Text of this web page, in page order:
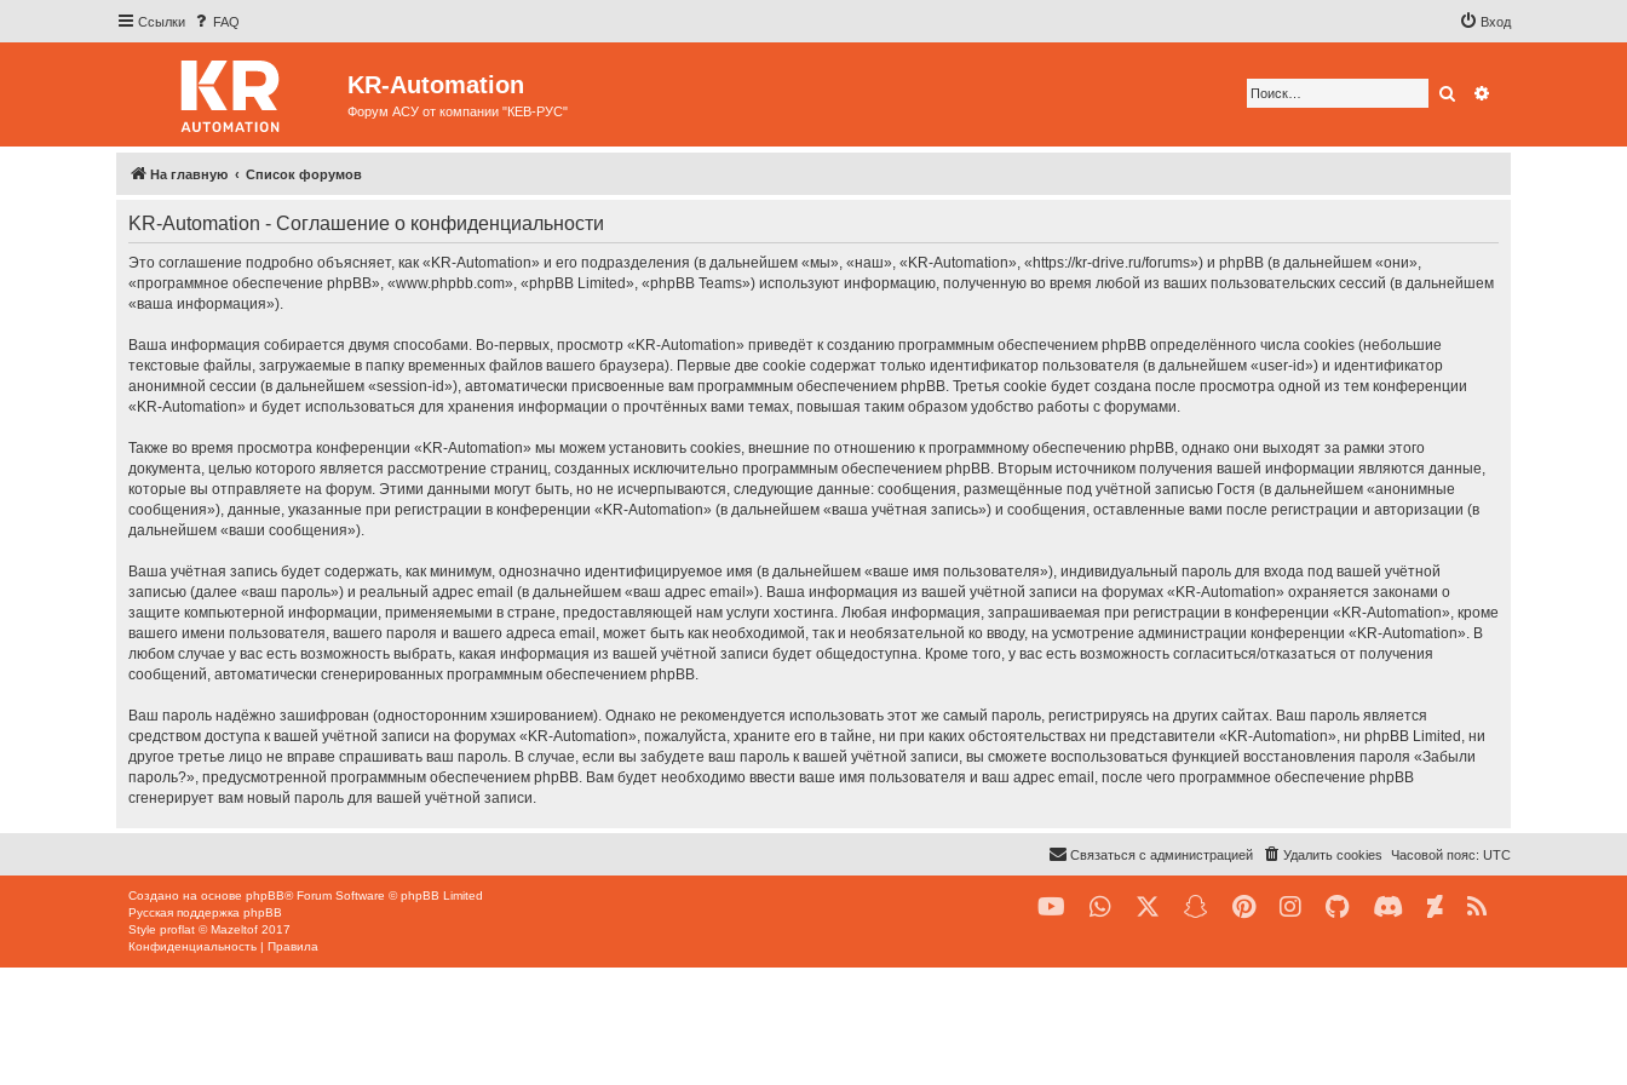
Ссылки FAQ Вход
KR-Automation
Форум АСУ от компании "КЕВ-РУС"
Поиск
На главную Список форумов
KR-Automation - Соглашение о конфиденциальности
Это соглашение подробно объясняет, как «KR-Automation» и его подразделения (в дальнейшем «мы», «наш», «KR-Automation», «https://kr-drive.ru/forums») и phpBB (в дальнейшем «они»,
«программное обеспечение phpBB», «www.phpbb.com», «phpBB Limited», «phpBB Teams») используют информацию, полученную во время любой из ваших пользовательских сессий (в дальнейшем
«ваша информация»).
Ваша информация собирается двумя способами. Во-первых, просмотр «KR-Automation» приведёт к созданию программным обеспечением phpBB определённого числа cookies (небольшие
текстовые файлы, загружаемые в папку временных файлов вашего браузера). Первые две cookie содержат только идентификатор пользователя (в дальнейшем «user-id») и идентификатор
анонимной сессии (в дальнейшем «session-id»), автоматически присвоенные вам программным обеспечением phpBB. Третья cookie будет создана после просмотра одной из тем конференции
«KR-Automation» и будет использоваться для хранения информации о прочтённых вами темах, повышая таким образом удобство работы с форумами.
Также во время просмотра конференции «KR-Automation» мы можем установить cookies, внешние по отношению к программному обеспечению phpBB, однако они выходят за рамки этого
документа, целью которого является рассмотрение страниц, созданных исключительно программным обеспечением phpBB. Вторым источником получения вашей информации являются данные,
которые вы отправляете на форум. Этими данными могут быть, но не исчерпываются, следующие данные: сообщения, размещённые под учётной записью Гостя (в дальнейшем «анонимные
сообщения»), данные, указанные при регистрации в конференции «KR-Automation» (в дальнейшем «ваша учётная запись») и сообщения, оставленные вами после регистрации и авторизации (в
дальнейшем «ваши сообщения»).
Ваша учётная запись будет содержать, как минимум, однозначно идентифицируемое имя (в дальнейшем «ваше имя пользователя»), индивидуальный пароль для входа под вашей учётной
записью (далее «ваш пароль») и реальный адрес email (в дальнейшем «ваш адрес email»). Ваша информация из вашей учётной записи на форумах «KR-Automation» охраняется законами о
защите компьютерной информации, применяемыми в стране, предоставляющей нам услуги хостинга. Любая информация, запрашиваемая при регистрации в конференции «KR-Automation», кроме
вашего имени пользователя, вашего пароля и вашего адреса email, может быть как необходимой, так и необязательной ко вводу, на усмотрение администрации конференции «KR-Automation». В
любом случае у вас есть возможность выбрать, какая информация из вашей учётной записи будет общедоступна. Кроме того, у вас есть возможность согласиться/отказаться от получения
сообщений, автоматически сгенерированных программным обеспечением phpBB.
Ваш пароль надёжно зашифрован (односторонним хэшированием). Однако не рекомендуется использовать этот же самый пароль, регистрируясь на других сайтах. Ваш пароль является
средством доступа к вашей учётной записи на форумах «KR-Automation», пожалуйста, храните его в тайне, ни при каких обстоятельствах ни представители «KR-Automation», ни phpBB Limited, ни
другое третье лицо не вправе спрашивать ваш пароль. В случае, если вы забудете ваш пароль к вашей учётной записи, вы сможете воспользоваться функцией восстановления пароля «Забыли
пароль?», предусмотренной программным обеспечением phpBB. Вам будет необходимо ввести ваше имя пользователя и ваш адрес email, после чего программное обеспечение phpBB
сгенерирует вам новый пароль для вашей учётной записи.
Часовой пояс: UTC
Удалить cookies
Связаться с администрацией
Создано на основе phpBB® Forum Software © phpBB Limited
Русская поддержка phpBB
Style proflat ©Mazeltof 2017
Конфиденциальность | Правила